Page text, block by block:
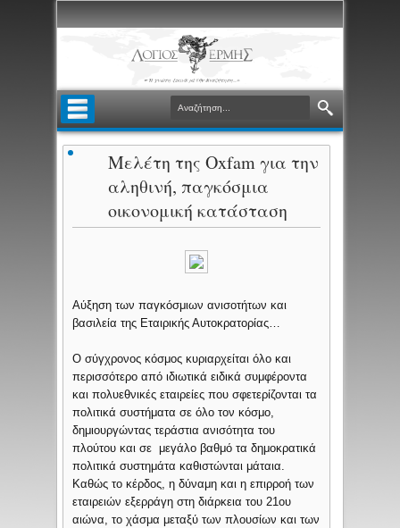
Μελέτη της Oxfam για την
αληθινή, παγκόσμια
οικονομική κατάσταση
Αύξηση των παγκόσμιων ανισοτήτων και
βασιλεία της Εταιρικής Αυτοκρατορίας…
Ο σύγχρονος κόσμος κυριαρχείται όλο και
περισσότερο από ιδιωτικά ειδικά συμφέροντα
και πολυεθνικές εταιρείες που σφετερίζονται τα
πολιτικά συστήματα σε όλο τον κόσμο,
δημιουργώντας τεράστια ανισότητα του
πλούτου και σε μεγάλο βαθμό τα δημοκρατικά
πολιτικά συστημάτα καθιστώνται μάταια.
Καθώς το κέρδος, η δύναμη και η επιρροή των
εταιρειών εξερράγη στη διάρκεια του 21ου
αιώνα, το χάσμα μεταξύ των πλουσίων και των